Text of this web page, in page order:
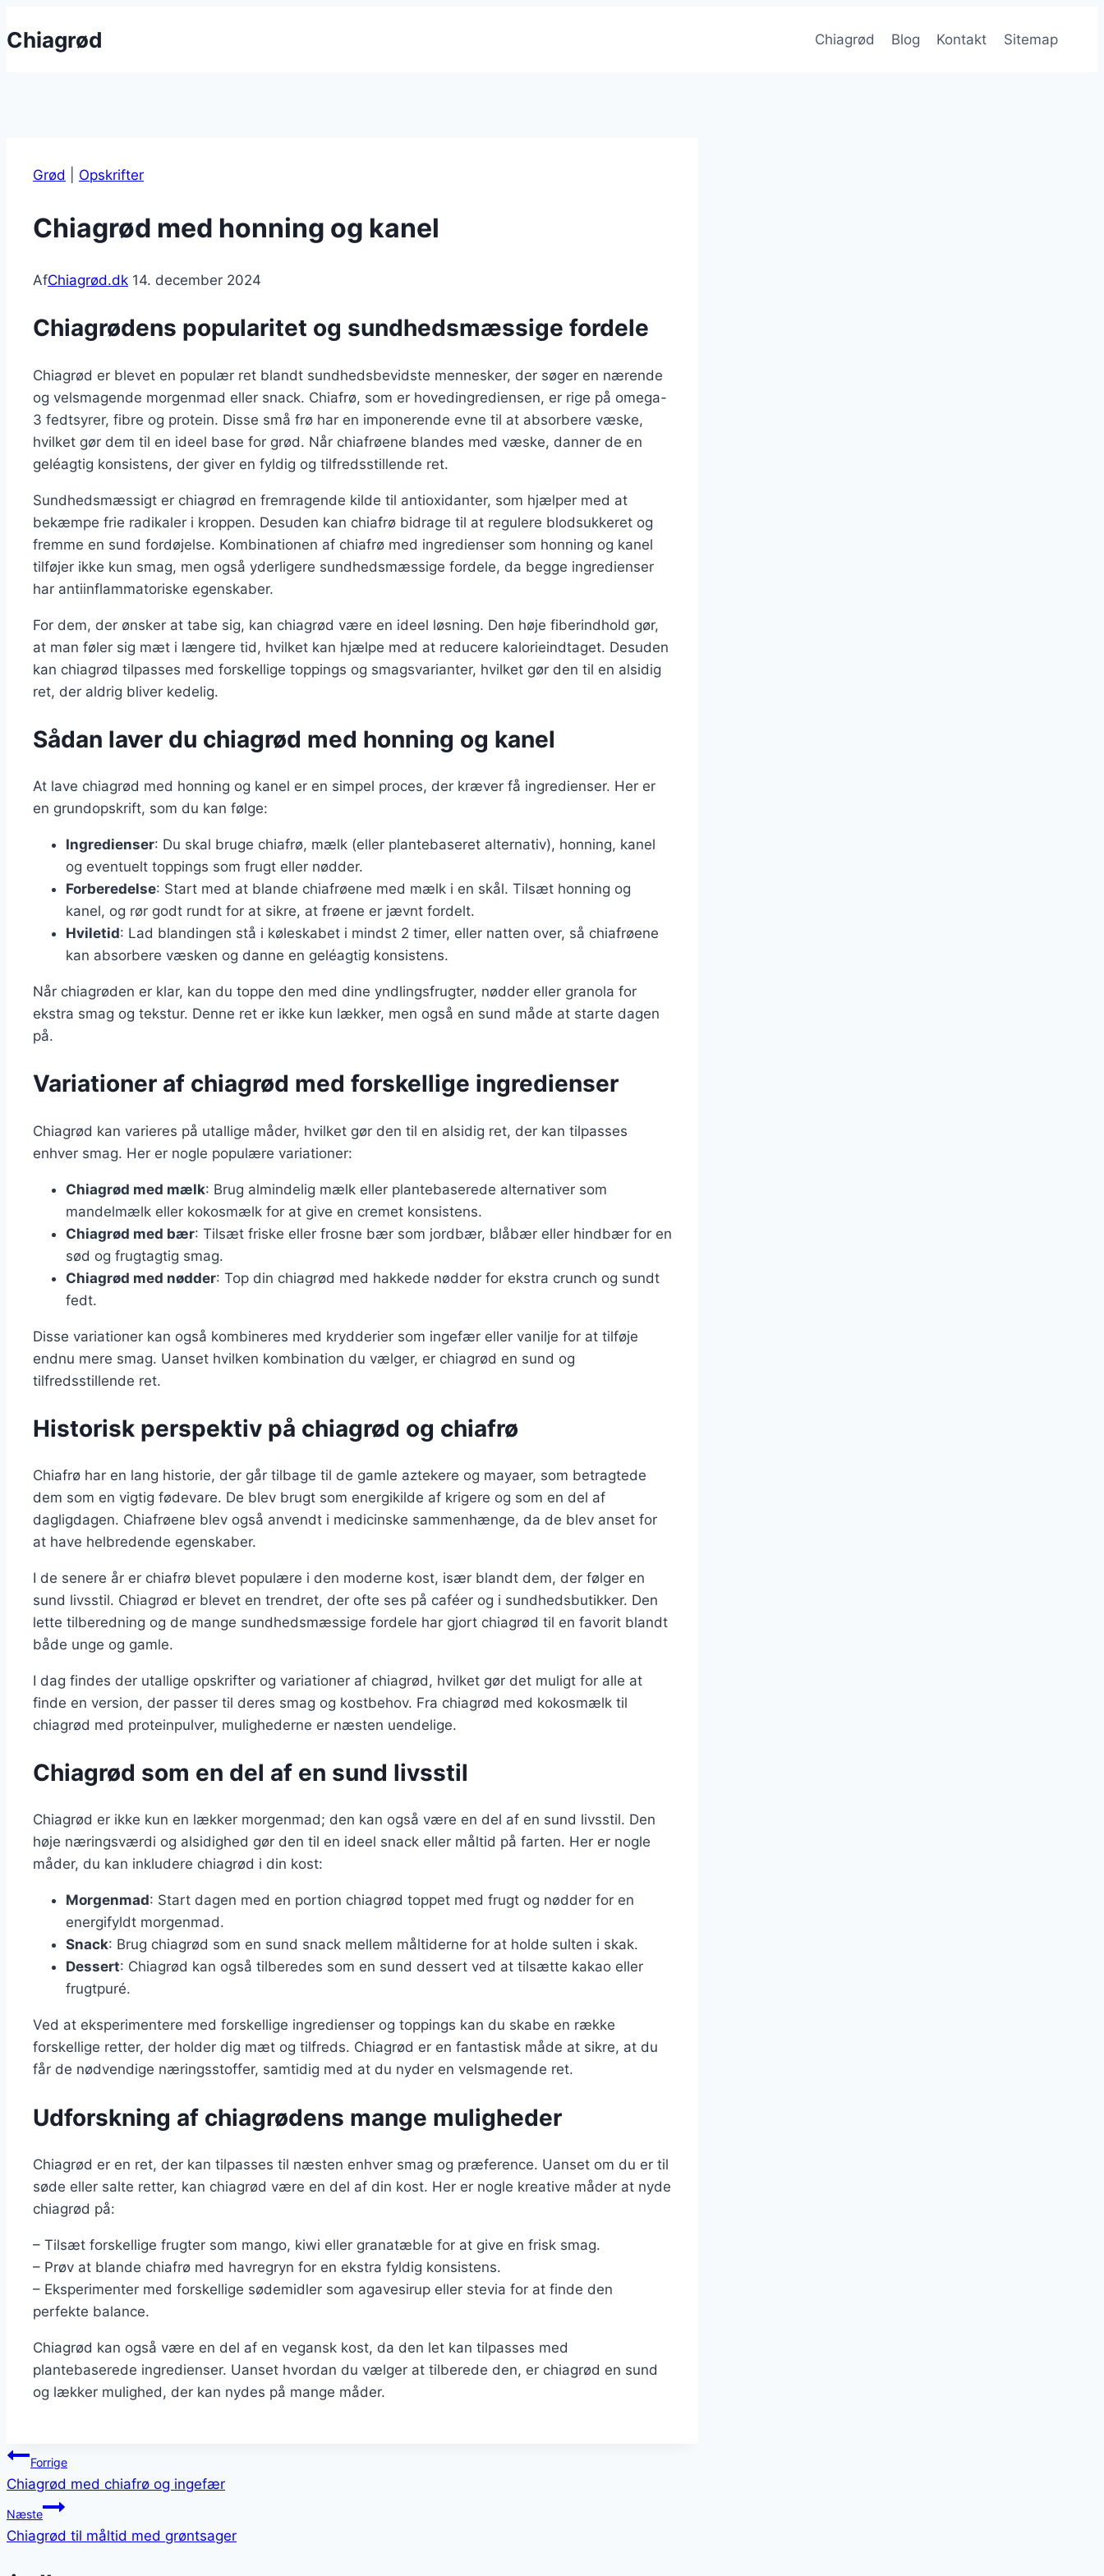
til
Chiagrød Chiagrød Blog Kontakt Sitemap
Grød Opskrifter
Chiagrød med honning og kanel
AfChiagrød.dk 14. december 2024
Chiagrødens popularitet og sundhedsmæssige fordele
Chiagrød er blevet en populær ret blandt sundhedsbevidste mennesker, der søger en nærende
og velsmagende morgenmad eller snack. Chiafrø, som er hovedingrediensen, er rige på omega-
3 fedtsyrer, fibre og protein. Disse små frø har en imponerende evne til at absorbere væske,
hvilket gør dem til en ideel base for grød. Når chiafrøene blandes med væske, danner de en
geléagtig konsistens, der giver en fyldig og tilfredsstillende ret.
Sundhedsmæssigt er chiagrød en fremragende kilde til antioxidanter, som hjælper med at
bekæmpe frie radikaler i kroppen. Desuden kan chiafrø bidrage til at regulere blodsukkeret og
fremme en sund fordøjelse. Kombinationen af chiafrø med ingredienser som honning og kanel
tilføjer ikke kun smag, men også yderligere sundhedsmæssige fordele, da begge ingredienser
har antiinflammatoriske egenskaber.
For dem, der ønsker at tabe sig, kan chiagrød være en ideel løsning. Den høje fiberindhold gør,
at man føler sig mæt i længere tid, hvilket kan hjælpe med at reducere kalorieindtaget. Desuden
kan chiagrød tilpasses med forskellige toppings og smagsvarianter, hvilket gør den til en alsidig
ret, der aldrig bliver kedelig.
Sådan laver du chiagrød med honning og kanel
At lave chiagrød med honning og kanel er en simpel proces, der kræver få ingredienser. Her er
en grundopskrift, som du kan følge:
Ingredienser: Du skal bruge chiafrø, mælk (eller plantebaseret alternativ), honning, kanel
og eventuelt toppings som frugt eller nødder.
Forberedelse: Start med at blande chiafrøene med mælk i en skål. Tilsæt honning og
kanel, og rør godt rundt for at sikre, at frøene er jævnt fordelt.
Hviletid: Lad blandingen stå i køleskabet i mindst 2 timer, eller natten over, så chiafrøene
kan absorbere væsken og danne en geléagtig konsistens.
Når chiagrøden er klar, kan du toppe den med dine yndlingsfrugter, nødder eller granola for
ekstra smag og tekstur. Denne ret er ikke kun lækker, men også en sund måde at starte dagen
på.
Variationer af chiagrød med forskellige ingredienser
Chiagrød kan varieres på utallige måder, hvilket gør den til en alsidig ret, der kan tilpasses
enhver smag. Her er nogle populære variationer:
Chiagrød med mælk: Brug almindelig mælk eller plantebaserede alternativer som
mandelmælk eller kokosmælk for at give en cremet konsistens.
Chiagrød med bær: Tilsæt friske eller frosne bær som jordbær, blåbær eller hindbær for en
sød og frugtagtig smag.
Chiagrød med nødder: Top din chiagrød med hakkede nødder for ekstra crunch og sundt
fedt.
Disse variationer kan også kombineres med krydderier som ingefær eller vanilje for at tilføje
endnu mere smag. Uanset hvilken kombination du vælger, er chiagrød en sund og
tilfredsstillende ret.
Historisk perspektiv på chiagrød og chiafrø
Chiafrø har en lang historie, der går tilbage til de gamle aztekere og mayaer, som betragtede
dem som en vigtig fødevare. De blev brugt som energikilde af krigere og som en del af
dagligdagen. Chiafrøene blev også anvendt i medicinske sammenhænge, da de blev anset for
at have helbredende egenskaber.
I de senere år er chiafrø blevet populære i den moderne kost, især blandt dem, der følger en
sund livsstil. Chiagrød er blevet en trendret, der ofte ses på caféer og i sundhedsbutikker. Den
lette tilberedning og de mange sundhedsmæssige fordele har gjort chiagrød til en favorit blandt
både unge og gamle.
I dag findes der utallige opskrifter og variationer af chiagrød, hvilket gør det muligt for alle at
finde en version, der passer til deres smag og kostbehov. Fra chiagrød med kokosmælk til
chiagrød med proteinpulver, mulighederne er næsten uendelige.
Chiagrød som en del af en sund livsstil
Chiagrød er ikke kun en lækker morgenmad; den kan også være en del af en sund livsstil. Den
høje næringsværdi og alsidighed gør den til en ideel snack eller måltid på farten. Her er nogle
måder, du kan inkludere chiagrød i din kost:
Morgenmad: Start dagen med en portion chiagrød toppet med frugt og nødder for en
energifyldt morgenmad.
Snack: Brug chiagrød som en sund snack mellem måltiderne for at holde sulten i skak.
Dessert: Chiagrød kan også tilberedes som en sund dessert ved at tilsætte kakao eller
frugtpuré.
Ved at eksperimentere med forskellige ingredienser og toppings kan du skabe en række
forskellige retter, der holder dig mæt og tilfreds. Chiagrød er en fantastisk måde at sikre, at du
får de nødvendige næringsstoffer, samtidig med at du nyder en velsmagende ret.
Udforskning af chiagrødens mange muligheder
Chiagrød er en ret, der kan tilpasses til næsten enhver smag og præference. Uanset om du er til
søde eller salte retter, kan chiagrød være en del af din kost. Her er nogle kreative måder at nyde
chiagrød på:
– Tilsæt forskellige frugter som mango, kiwi eller granatæble for at give en frisk smag.
– Prøv at blande chiafrø med havregryn for en ekstra fyldig konsistens.
– Eksperimenter med forskellige sødemidler som agavesirup eller stevia for at finde den
perfekte balance.
Chiagrød kan også være en del af en vegansk kost, da den let kan tilpasses med
plantebaserede ingredienser. Uanset hvordan du vælger at tilberede den, er chiagrød en sund
og lækker mulighed, der kan nydes på mange måder.
Indlægsnavigation
Forrige
Chiagrød med chiafrø og ingefær
Næste
Chiagrød til måltid med grøntsager